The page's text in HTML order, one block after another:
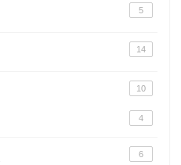
5
14
10
4
6